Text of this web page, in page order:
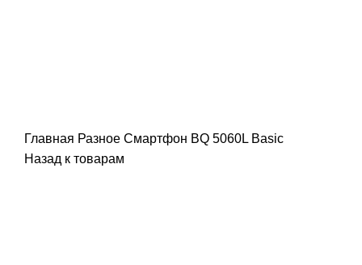
Главная Разное Смартфон BQ 5060L Basic
Назад к товарам